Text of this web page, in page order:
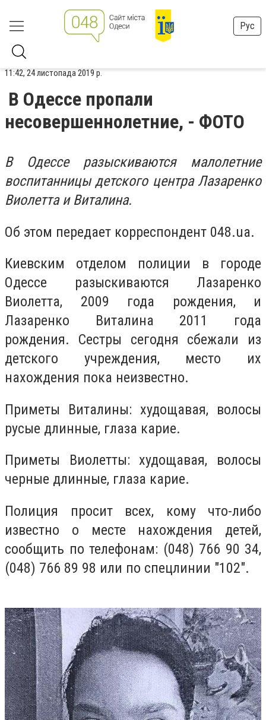
Рус
11:42, 24 листопада 2019 р.
В Одессе пропали
несовершеннолетние, - ФОТО
В Одессе разыскиваются малолетние
воспитанницы детского центра Лазаренко
Виолетта и Виталина.
Об этом передает корреспондент 048.ua.
Киевским отделом полиции в городе
Одессе разыскиваются Лазаренко
Виолетта, 2009 года рождения, и
Лазаренко Виталина 2011 года
рождения. Сестры сегодня сбежали из
детского учреждения, место их
нахождения пока неизвестно.
Приметы Виталины: худощавая, волосы
русые длинные, глаза карие.
Приметы Виолетты: худощавая, волосы
черные длинные, глаза карие.
Полиция просит всех, кому что-либо
известно о месте нахождения детей,
сообщить по телефонам: (048) 766 90 34,
(048) 766 89 98 или по спецлинии "102".